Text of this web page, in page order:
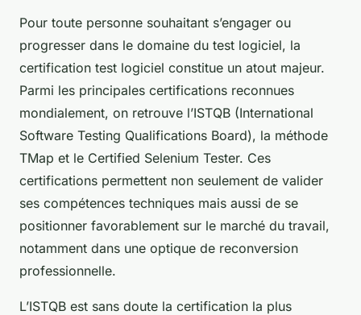
Pour toute personne souhaitant s’engager ou
progresser dans le domaine du test logiciel, la
certification test logiciel constitue un atout majeur.
Parmi les principales certifications reconnues
mondialement, on retrouve l’ISTQB (International
Software Testing Qualifications Board), la méthode
TMap et le Certified Selenium Tester. Ces
certifications permettent non seulement de valider
ses compétences techniques mais aussi de se
positionner favorablement sur le marché du travail,
notamment dans une optique de reconversion
professionnelle.
L’ISTQB est sans doute la certification la plus